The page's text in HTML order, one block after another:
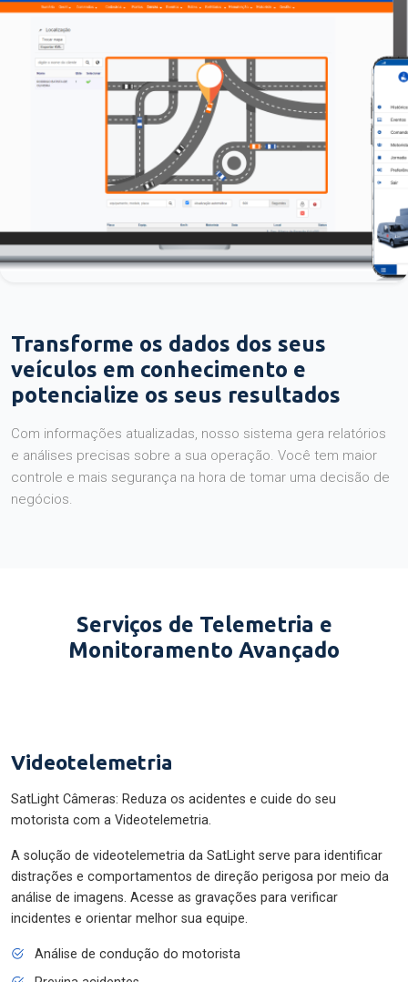
Transforme os dados dos seus
veículos em conhecimento e
potencialize os seus resultados
Com informações atualizadas, nosso sistema gera relatórios
e análises precisas sobre a sua operação. Você tem maior
controle e mais segurança na hora de tomar uma decisão de
negócios.
Serviços de Telemetria e
Monitoramento Avançado
Videotelemetria
SatLight Câmeras: Reduza os acidentes e cuide do seu
motorista com a Videotelemetria.
A solução de videotelemetria da SatLight serve para identificar
distrações e comportamentos de direção perigosa por meio da
análise de imagens. Acesse as gravações para verificar
incidentes e orientar melhor sua equipe.
Análise de condução do motorista